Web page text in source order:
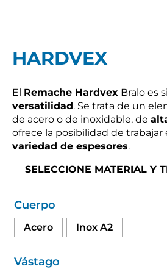
HARDVEX
El Remache Hardvex Bralo es
versatilidad. Se trata de un
de acero o de inoxidable, de
ofrece la posibilidad de trabajar
variedad de espesores.
SELECCIONE MATERIAL Y
Cuerpo
Acero Inox A2
Vástago